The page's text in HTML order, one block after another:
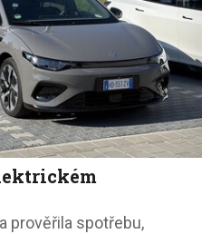
prověřila spotřebu,